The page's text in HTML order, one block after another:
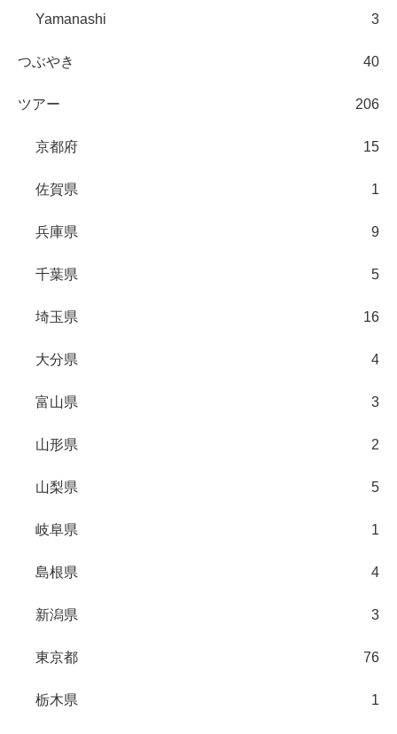
Yamanashi 3
つぶやき 40
ツアー 206
京都府 15
佐賀県 1
兵庫県 9
千葉県 5
埼玉県 16
大分県 4
富山県 3
山形県 2
山梨県 5
岐阜県 1
島根県 4
新潟県 3
東京都 76
栃木県 1